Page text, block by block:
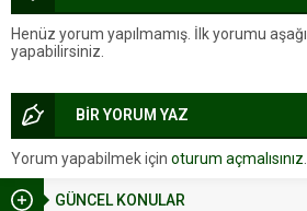
GÜNCEL KONULAR
Henüz yorum yapılmamış. İlk yorumu
yapabilirsiniz.
BİR YORUM YAZ
Yorum yapabilmek için oturum açmalısınız